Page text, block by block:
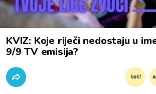
KVIZ: Koje riječi nedostaju u
9/9 TV emisija?
lol!